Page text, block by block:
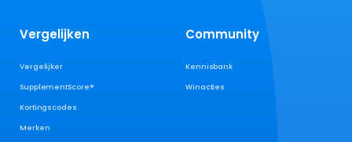
Vergelijken
Vergelijker
SupplementScore®
Kortingscodes
Merken
Community
Kennisbank
Winacties